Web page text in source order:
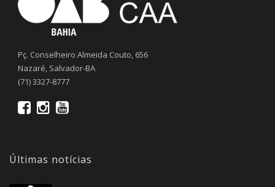
Pç. Conselheiro Almeida Couto, 656
Nazaré, Salvador-BA
(71) 3327-8777
Últimas notícias